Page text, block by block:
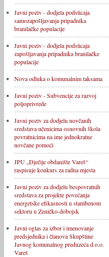
Javni poziv - dodjela podsticaja
samozapošljavanja pripadnika
branilačke populacije
Javni poziv - dodjela podsticaja
zapošljavanja pripadnika branilačke
populacije
Nova odluka o komunalnim taksama
Javni poziv - Subvencije za razvoj
poljoprivrede
Javni poziv za dodjelu novčanih
sredstava učenicima osnovnih škola
povratnicima na ime jednokratne
novčane pomoći
JPU „Dječije obdanište Vareš“
raspisuje konkurs za radna mjesta
Javni poziv za dodjelu bespovratnih
sredstava za projekte povećanja
energetske efikasnosti u stambenom
sektoru u Zeničko-dobojsk
Javni oglas za izbor i imenovanje
predsjednika i članova Skupštine
Javnog komunalnog preduzeća d.o.o.
Vareš